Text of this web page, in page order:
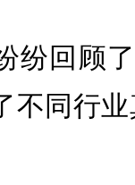
纷回顾
不同行